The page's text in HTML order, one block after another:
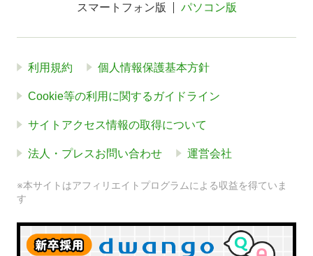
スマートフォン版 パソコン版
利用規約 個人情報保護基本方針
Cookie等の利用に関するガイドライン
サイトアクセス情報の取得について
法人・プレスお問い合わせ 運営会社
※本サイトはアフィリエイトプログラムによる収益を得ていま
す